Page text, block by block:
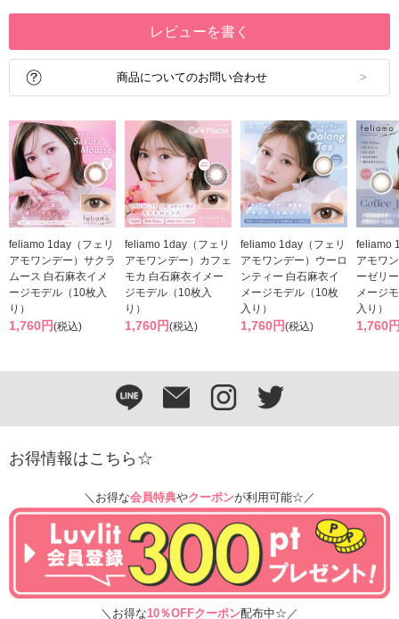
レビューを書く
商品についてのお問い合わせ
feliamo 1day（フェリ
アモワンデー）サクラ
ムース 白石麻衣イメ
ージモデル（10枚入
り）
1,760円(税込)
feliamo 1day（フェリ
アモワンデー）カフェ
モカ 白石麻衣イメー
ジモデル（10枚入
り）
1,760円(税込)
feliamo 1day（フェリ
アモワンデー）ウーロ
ンティー 白石麻衣イ
メージモデル（10枚
入り）
1,760円(税込)
feliamo
アモワ
ーゼリ
メージ
入り）
1,760
お得情報はこちら☆
＼お得な会員特典やクーポンが利用可能☆／
＼お得な10％OFFクーポン配布中☆／